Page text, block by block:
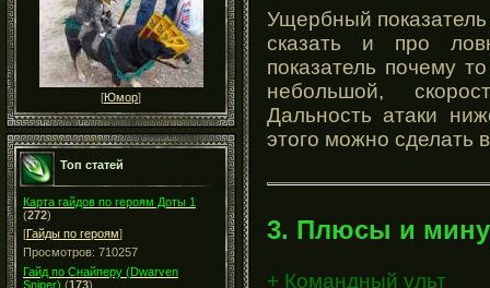
[Юмор]
Топ статей
Карта гайдов по героям Доты 1
(272)
[Гайды по героям]
Просмотров: 710257
Гайд по Снайперу (Dwarven
Sniper) (173)
Ущербный
сказать и про
показатель почему
небольшой,
Дальность атаки
этого можно сделать
3. Плюсы и
+ Командный ульт